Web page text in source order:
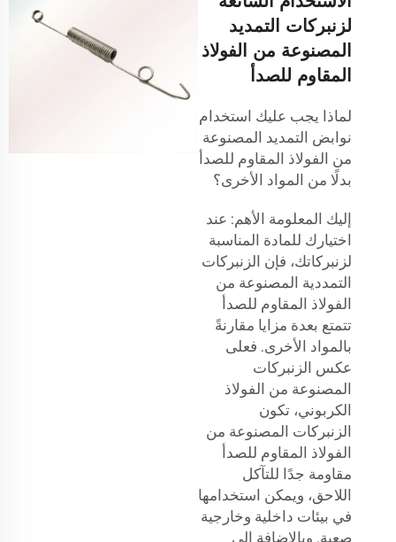
لزنبركات التمديد
المصنوعة من الفولاذ
المقاوم للصدأ
لماذا يجب عليك استخدام
نوابض التمديد المصنوعة
من الفولاذ المقاوم للصدأ
بدلًا من المواد الأخرى؟
إليك المعلومة الأهم: عند
اختيارك للمادة المناسبة
لزنبركاتك، فإن الزنبركات
التمددية المصنوعة من
الفولاذ المقاوم للصدأ
تتمتع بعدة مزايا مقارنةً
بالمواد الأخرى. فعلى
عكس الزنبركات
المصنوعة من الفولاذ
الكربوني، تكون
الزنبركات المصنوعة من
الفولاذ المقاوم للصدأ
مقاومة جدًا للتآكل
اللاحق، ويمكن استخدامها
في بيئات داخلية وخارجية
صعبة. وبالإضافة إلى